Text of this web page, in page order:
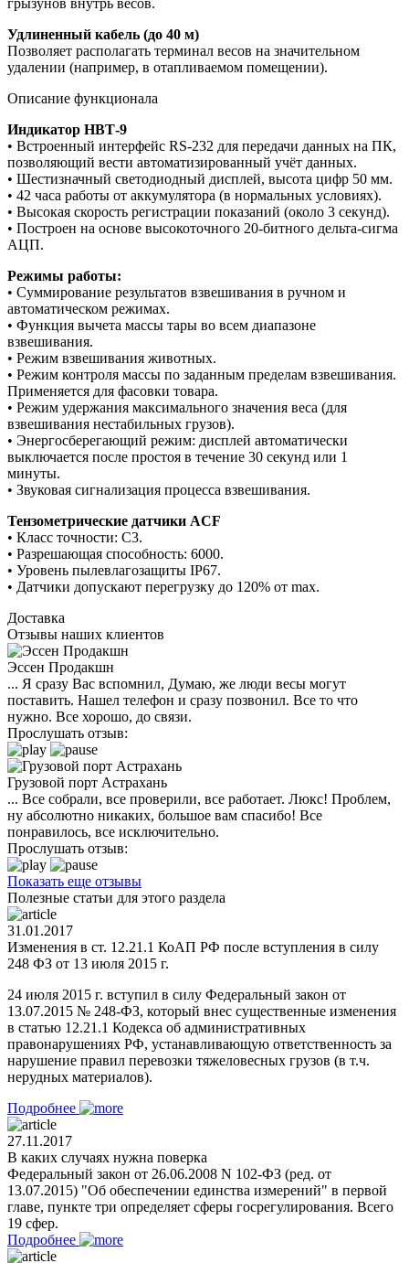
Удлиненный кабель (до 40 м)
Позволяет располагать терминал весов на значительном
удалении (например, в отапливаемом помещении).
Описание функционала
Индикатор НВТ-9
• Встроенный интерфейс RS-232 для передачи данных на ПК,
позволяющий вести автоматизированный учёт данных.
• Шестизначный светодиодный дисплей, высота цифр 50 мм.
• 42 часа работы от аккумулятора (в нормальных условиях).
• Высокая скорость регистрации показаний (около 3 секунд).
• Построен на основе высокоточного 20-битного дельта-сигма
АЦП.
Режимы работы:
• Суммирование результатов взвешивания в ручном и
автоматическом режимах.
• Функция вычета массы тары во всем диапазоне
взвешивания.
• Режим взвешивания животных.
• Режим контроля массы по заданным пределам взвешивания.
Применяется для фасовки товара.
• Режим удержания максимального значения веса (для
взвешивания нестабильных грузов).
• Энергосберегающий режим: дисплей автоматически
выключается после простоя в течение 30 секунд или 1
минуты.
• Звуковая сигнализация процесса взвешивания.
Тензометрические датчики ACF
• Класс точности: C3.
• Разрешающая способность: 6000.
• Уровень пылевлагозащиты IP67.
• Датчики допускают перегрузку до 120% от max.
Доставка
Отзывы наших клиентов
Эссен Продакшн
... Я сразу Вас вспомнил, Думаю, же люди весы могут
поставить. Нашел телефон и сразу позвонил. Все то что
нужно. Все хорошо, до связи.
Прослушать отзыв:
Грузовой порт Астрахань
... Все собрали, все проверили, все работает. Люкс! Проблем,
ну абсолютно никаких, большое вам спасибо! Все
понравилось, все исключительно.
Прослушать отзыв:
Показать еще отзывы
Полезные статьи для этого раздела
31.01.2017
Изменения в ст. 12.21.1 КоАП РФ после вступления в силу
248 ФЗ от 13 июля 2015 г.
24 июля 2015 г. вступил в силу Федеральный закон от
13.07.2015 № 248-ФЗ, который внес существенные изменения
в статью 12.21.1 Кодекса об административных
правонарушениях РФ, устанавливающую ответственность за
нарушение правил перевозки тяжеловесных грузов (в т.ч.
нерудных материалов).
Подробнее
27.11.2017
В каких случаях нужна поверка
Федеральный закон от 26.06.2008 N 102-ФЗ (ред. от
13.07.2015) "Об обеспечении единства измерений" в первой
главе, пункте три определяет сферы госрегулирования. Всего
19 сфер.
Подробнее